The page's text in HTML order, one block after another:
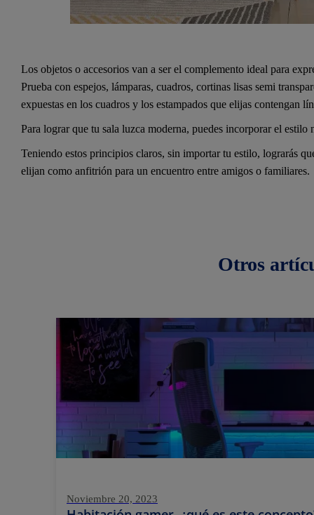
Los objetos o accesorios van a ser el complemento ideal para
Prueba con espejos, lámparas, cuadros, cortinas lisas semi
expuestas en los cuadros y los estampados que elijas contengan
Para lograr que tu sala luzca moderna, puedes incorporar el
Teniendo estos principios claros, sin importar tu estilo, lograrás
elijan como anfitrión para un encuentro entre amigos o familiares.
Otros
Noviembre 20, 2023